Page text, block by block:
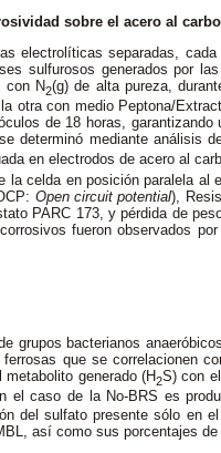
sobre el acero al
electrolíticas separadas,
sulfurosos generados por
con N2(g) de alta pureza,
otra con medio Peptona/
de 18 horas,
determinó mediante análisis
en electrodos de acero al
la celda en posición paralela
Open circuit potential),
PARC 173, y pérdida de
fueron observados
grupos bacterianos
que se correlacionen
generado (H2S) con
el caso de la No-BRS es
del sulfato presente sólo en
así como sus porcentajes